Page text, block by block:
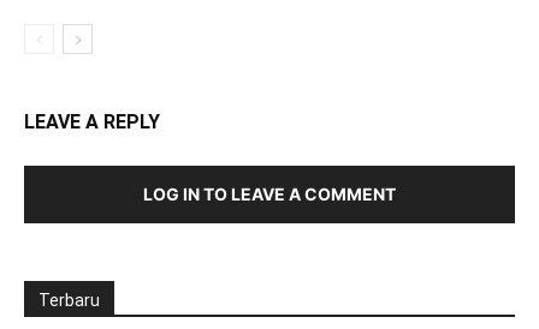
LEAVE A REPLY
LOG IN TO LEAVE A COMMENT
Terbaru